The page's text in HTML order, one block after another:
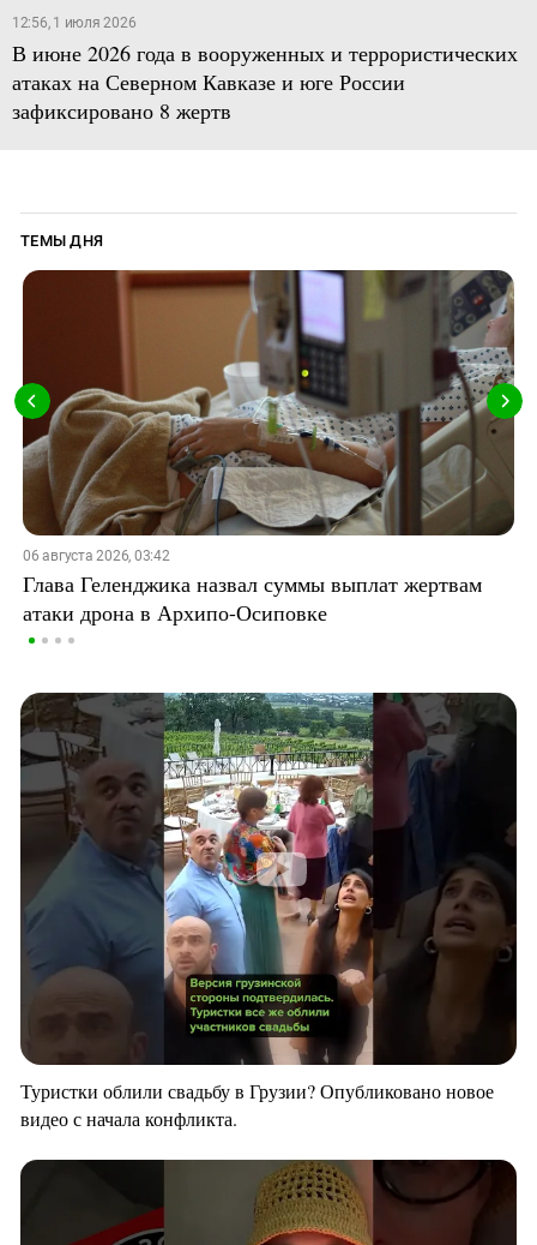
12:56, 1 июля 2026
В июне 2026 года в вооруженных и террористических
атаках на Северном Кавказе и юге России
зафиксировано 8 жертв
ТЕМЫ ДНЯ
06 августа 2026, 03:42
Глава Геленджика назвал суммы выплат жертвам
атаки дрона в Архипо-Осиповке
Туристки облили свадьбу в Грузии? Опубликовано новое
видео с начала конфликта.